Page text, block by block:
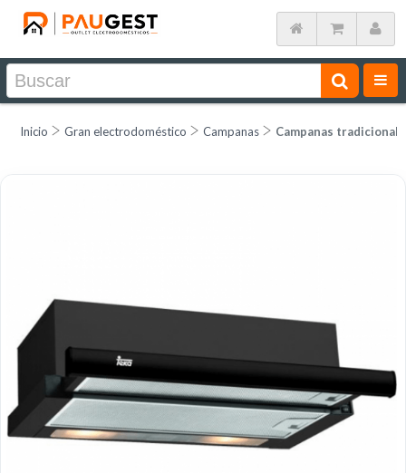
Inicio Gran electrodoméstico Campanas Campanas